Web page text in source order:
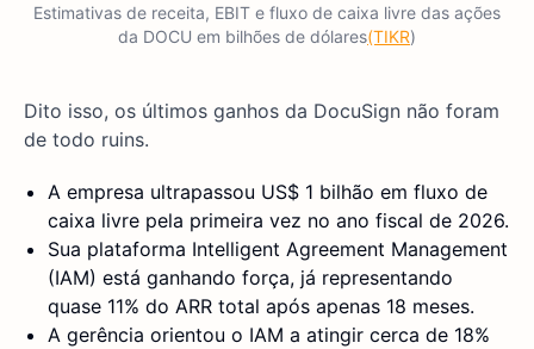
Estimativas de receita, EBIT e fluxo de caixa livre das ações
da DOCU em bilhões de dólares(TIKR)
Dito isso, os últimos ganhos da DocuSign não foram
de todo ruins.
A empresa ultrapassou US$ 1 bilhão em fluxo de
caixa livre pela primeira vez no ano fiscal de 2026.
Sua plataforma Intelligent Agreement Management
(IAM) está ganhando força, já representando
quase 11% do ARR total após apenas 18 meses.
A gerência orientou o IAM a atingir cerca de 18%